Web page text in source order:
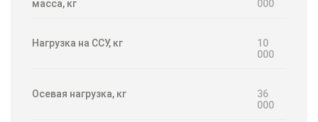
масса, кг
000
Нагрузка на ССУ, кг
10
000
Осевая нагрузка, кг
36
000